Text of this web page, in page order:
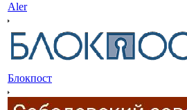
Aler
Блокпост